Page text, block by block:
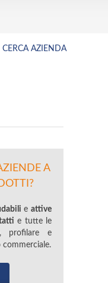
CERCA AZIENDA
A
e attive
e tutte le
profilare e
commerciale.